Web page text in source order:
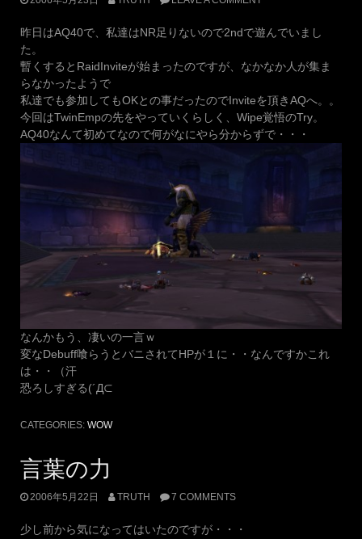
昨日はAQ40で、私達はNR足りないので2ndで遊んでいまし
た。
暫くするとRaidInviteが始まったのですが、なかなか人が集ま
らなかったようで
私達でも参加してもOKとの事だったのでInviteを頂きAQへ。。
今回はTwinEmpの先をやっていくらしく、Wipe覚悟のTry。
AQ40なんて初めてなので何がなにやら分からずで・・・
なんかもう、凄いの一言ｗ
変なDebuff喰らうとバニされてHPが１に・・なんですかこれ
は・・（汗
恐ろしすぎる(´Д⊂
CATEGORIES: WOW
言葉の力
2006年5月22日 TRUTH 7 COMMENTS
少し前から気になってはいたのですが・・・